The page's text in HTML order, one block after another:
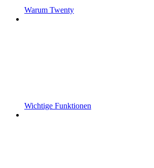
Warum Twenty
Wichtige Funktionen